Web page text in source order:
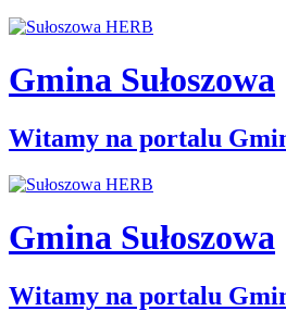
Gmina Sułoszowa
Witamy na portalu
Gmina Sułoszowa
Witamy na portalu